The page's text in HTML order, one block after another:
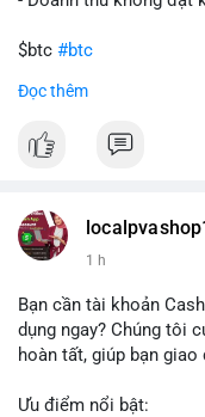
$btc #btc
#vlikevn
📰 Nguồn: Cointelegraph
Đọc thêm
1 h
Bạn cần tài khoản
dụng ngay? Chúng tôi
hoàn tất, giúp bạn
Ưu điểm nổi bật: